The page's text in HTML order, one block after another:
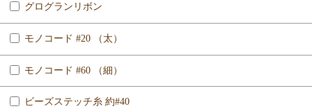
グログランリボン
モノコード #20 （太）
モノコード #60 （細）
ビーズステッチ糸 約#40